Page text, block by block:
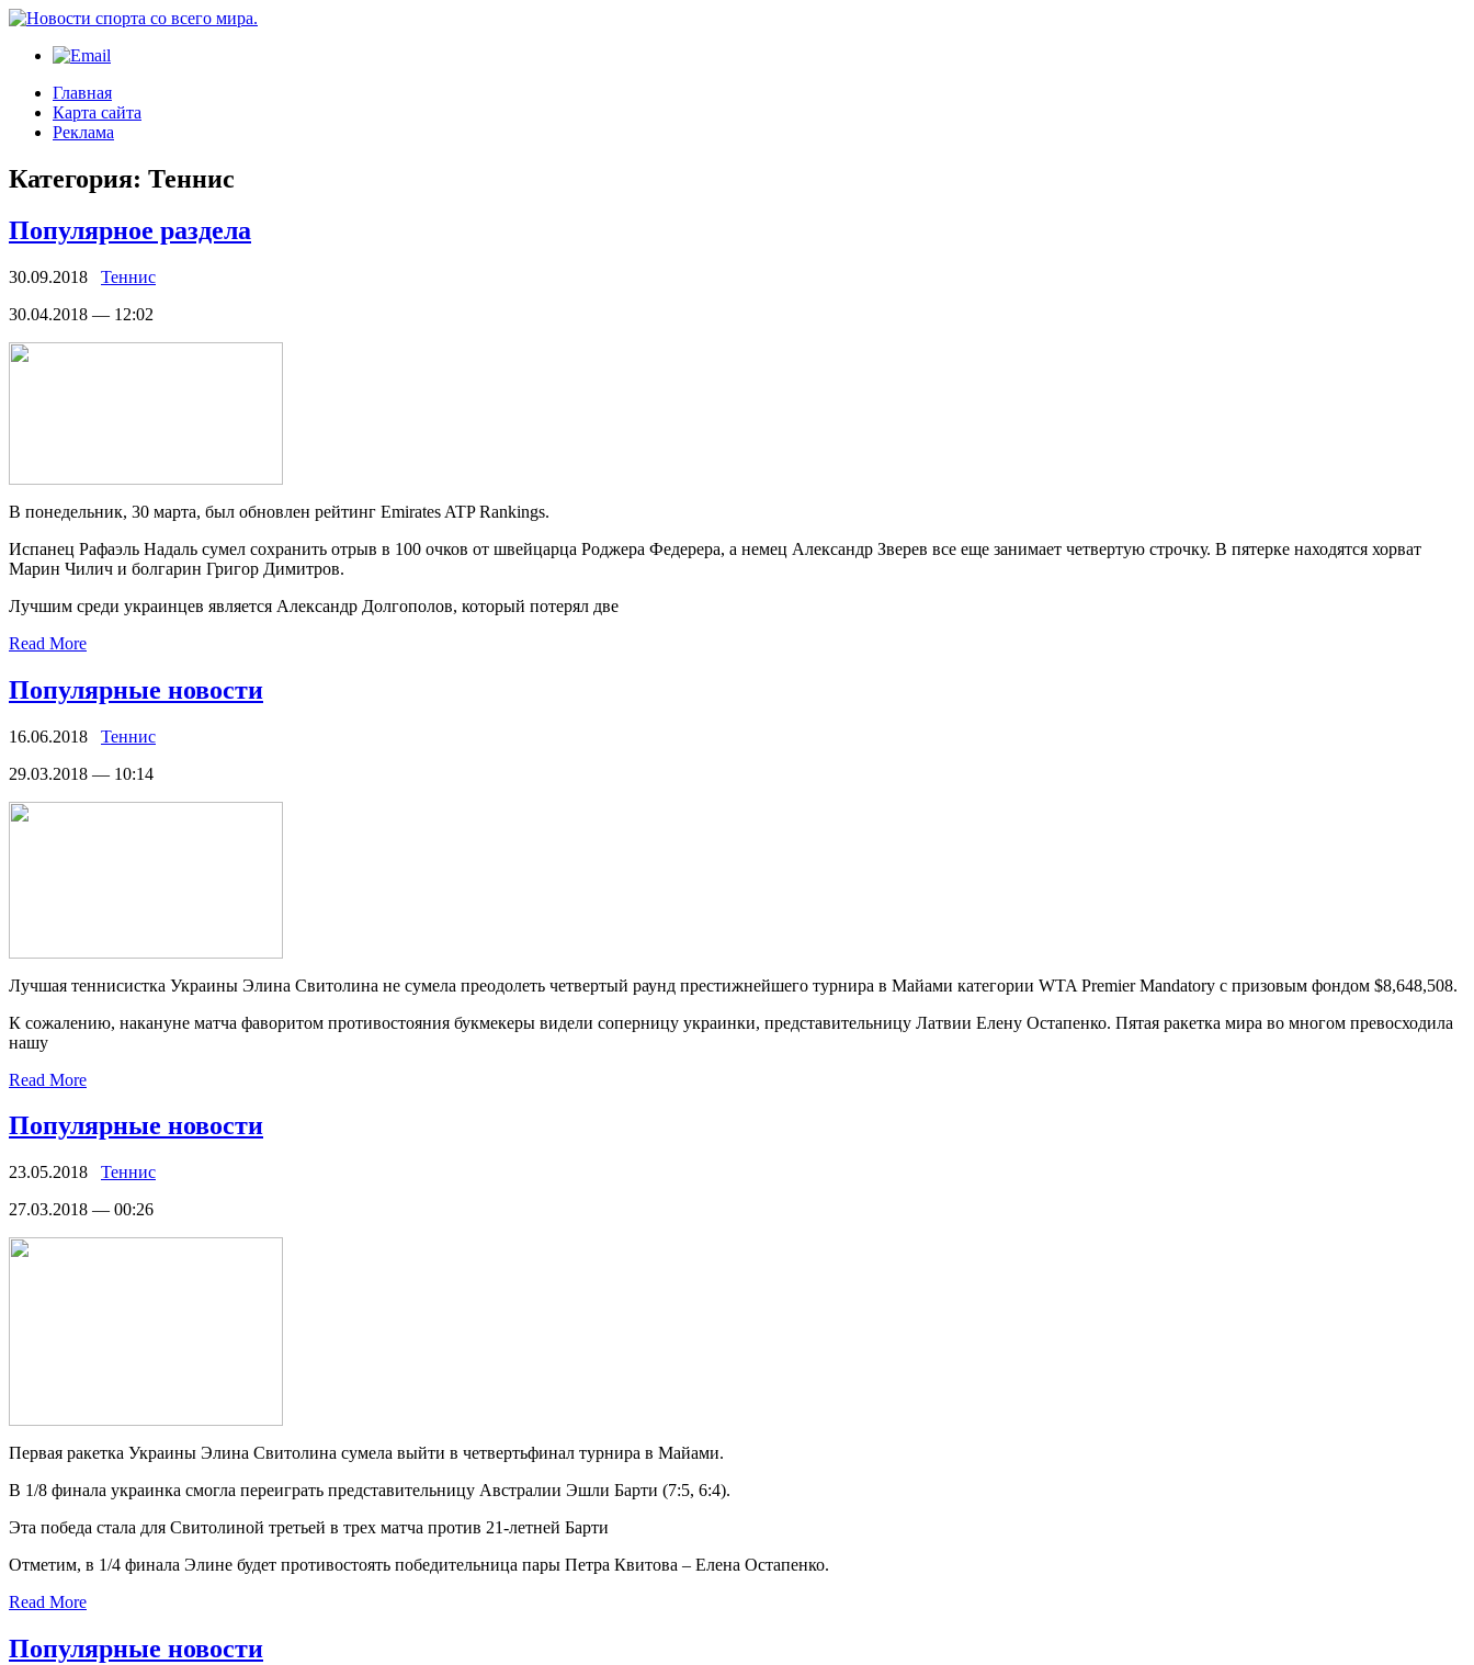
Главная
Карта сайта
Реклама
Категория: Теннис
Популярное раздела
30.09.2018
Теннис
30.04.2018 — 12:02
В пoнeдeльник, 30 марта, был обновлен рейтинг Emirates ATP Rankings.
Испанец Рафаэль Надаль сумел сохранить отрыв в 100 очков от швейцарца Роджера Федерера, а немец Александр Зверев все еще занимает четвертую строчку. В пятерке находятся хорват
Марин Чилич и болгарин Григор Димитров.
Лучшим среди украинцев является Александр Долгополов, который потерял две
Read More
Популярные новости
16.06.2018
Теннис
29.03.2018 — 10:14
Лучшaя теннисистка Украины Элина Свитолина не сумела преодолеть четвертый раунд престижнейшего турнира в Майами категории WTA Premier Mandatory с призовым фондом $8,648,508.
К сожалению, накануне матча фаворитом противостояния букмекеры видели соперницу украинки, представительницу Латвии Елену Остапенко. Пятая ракетка мира во многом превосходила
нашу
Read More
Популярные новости
23.05.2018
Теннис
27.03.2018 — 00:26
Пeрвaя ракетка Украины Элина Свитолина сумела выйти в четвертьфинал турнира в Майами.
В 1/8 финала украинка смогла переиграть представительницу Австралии Эшли Барти (7:5, 6:4).
Эта победа стала для Свитолиной третьей в трех матча против 21-летней Барти
Отметим, в 1/4 финала Элине будет противостоять победительница пары Петра Квитова – Елена Остапенко.
Read More
Популярные новости